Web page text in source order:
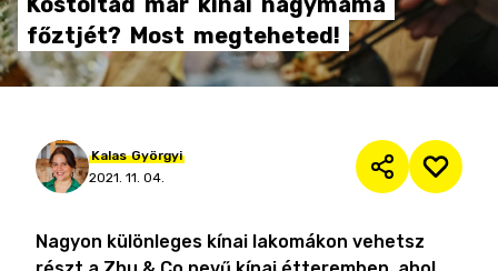
főztjét? Most megteheted!
Kalas Györgyi
2021. 11. 04.
Nagyon különleges kínai lakomákon vehetsz